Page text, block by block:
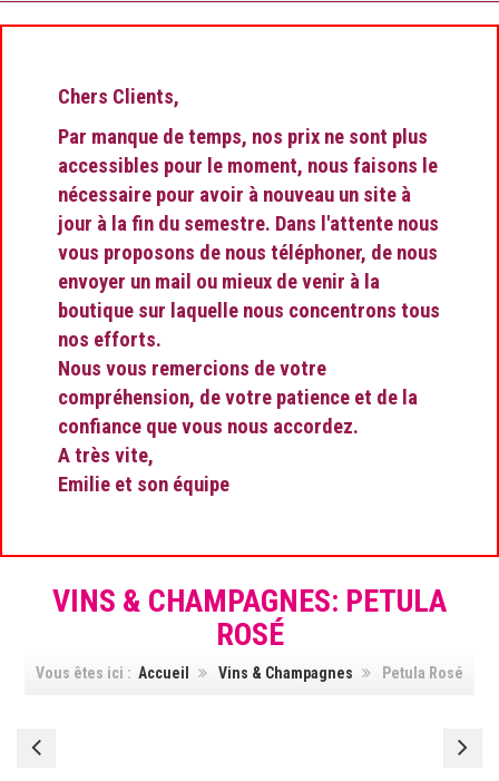
Chers Clients,
Par manque de temps, nos prix ne sont plus
accessibles pour le moment, nous faisons le
nécessaire pour avoir à nouveau un site à
jour à la fin du semestre. Dans l'attente nous
vous proposons de nous téléphoner, de nous
envoyer un mail ou mieux de venir à la
boutique sur laquelle nous concentrons tous
nos efforts.
Nous vous remercions de votre
compréhension, de votre patience et de la
confiance que vous nous accordez.
A très vite,
Emilie et son équipe
VINS & CHAMPAGNES: PETULA
ROSÉ
Vous êtes ici : Accueil Vins & Champagnes Petula Rosé
La